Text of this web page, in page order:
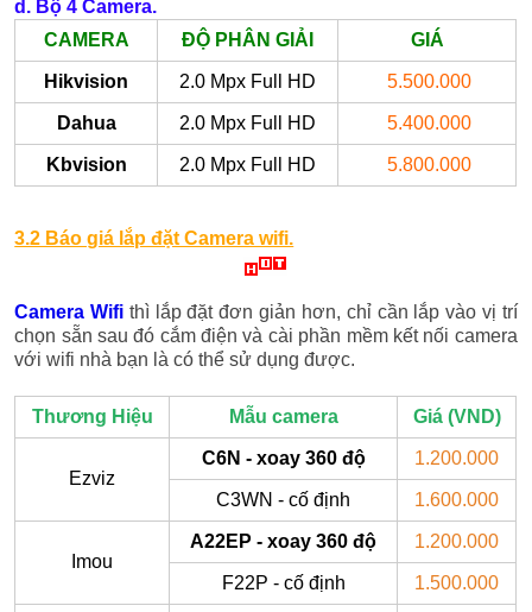
d. Bộ 4 Camera.
CAMERA
ĐỘ PHÂN GIẢI GIÁ
Hikvision 2.0 Mpx Full HD 5.500.000
Dahua 2.0 Mpx Full HD 5.400.000
Kbvision 2.0 Mpx Full HD 5.800.000
3.2 Báo giá lắp đặt Camera wifi.
Camera Wifi thì lắp đặt đơn giản hơn, chỉ cần lắp vào vị trí
chọn sẵn sau đó cắm điện và cài phần mềm kết nối camera
với wifi nhà bạn là có thể sử dụng được.
Thương Hiệu Mẫu camera Giá (VND)
Ezviz
C6N - xoay 360 độ 1.200.000
C3WN - cố định 1.600.000
Imou
A22EP - xoay 360 độ 1.200.000
F22P - cố định 1.500.000